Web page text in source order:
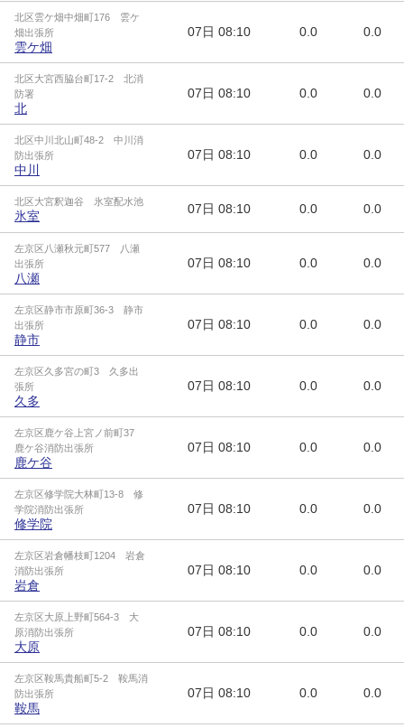
北区雲ケ畑中畑町176 雲ケ
畑出張所
雲ケ畑
07日 08:10 0.0 0.0
北区大宮西脇台町17-2 北消
防署
北
07日 08:10 0.0 0.0
北区中川北山町48-2 中川消
防出張所
中川
07日 08:10 0.0 0.0
北区大宮釈迦谷 氷室配水池
氷室 07日 08:10 0.0 0.0
左京区八瀬秋元町577 八瀬
出張所
八瀬
07日 08:10 0.0 0.0
左京区静市市原町36-3 静市
出張所
静市
07日 08:10 0.0 0.0
左京区久多宮の町3 久多出
張所
久多
07日 08:10 0.0 0.0
左京区鹿ケ谷上宮ノ前町37
鹿ケ谷消防出張所
鹿ケ谷
07日 08:10 0.0 0.0
左京区修学院大林町13-8 修
学院消防出張所
修学院
07日 08:10 0.0 0.0
左京区岩倉幡枝町1204 岩倉
消防出張所
岩倉
07日 08:10 0.0 0.0
左京区大原上野町564-3 大
原消防出張所
大原
07日 08:10 0.0 0.0
左京区鞍馬貴船町5-2 鞍馬消
防出張所
鞍馬
07日 08:10 0.0 0.0